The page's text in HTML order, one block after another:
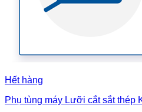
Hết hàng
Phụ tùng máy Lưỡi cắt sắt thép